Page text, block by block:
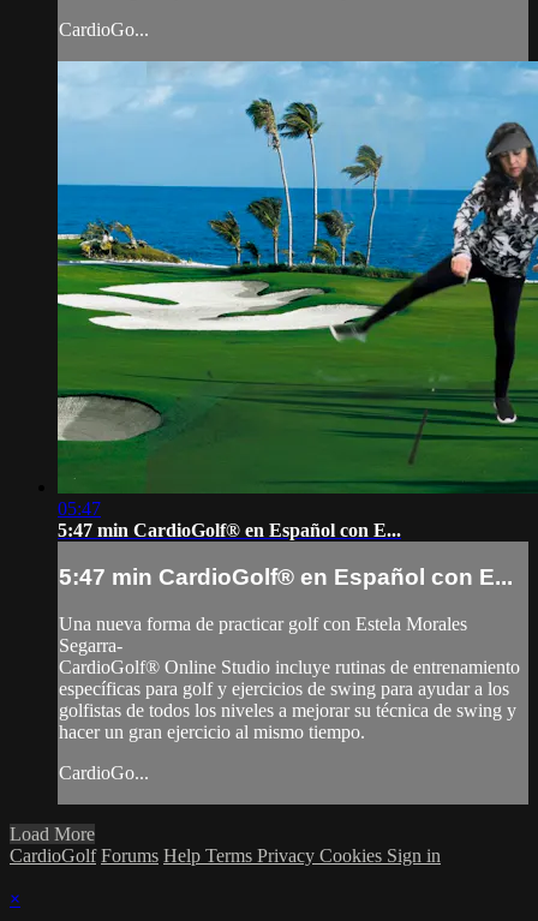
CardioGo...
05:47
5:47 min CardioGolf® en Español con E...
5:47 min CardioGolf® en Español con E...
Una nueva forma de practicar golf con Estela Morales
Segarra-
CardioGolf® Online Studio incluye rutinas de entrenamiento
específicas para golf y ejercicios de swing para ayudar a los
golfistas de todos los niveles a mejorar su técnica de swing y
hacer un gran ejercicio al mismo tiempo.
CardioGo...
Load More
CardioGolf Forums Help Terms Privacy Cookies Sign in
×